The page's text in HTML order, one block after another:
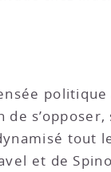
de
tout
et de